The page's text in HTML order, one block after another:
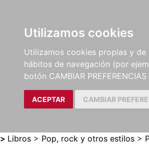
Utilizamos cookies
Utilizamos cookies propias y
hábitos de navegación (por
botón CAMBIAR
ACEPTAR CAMBIAR
LIBROS
MÉTODOS Y
EJERCICIOS
> Libros > Pop, rock y otros estilos >